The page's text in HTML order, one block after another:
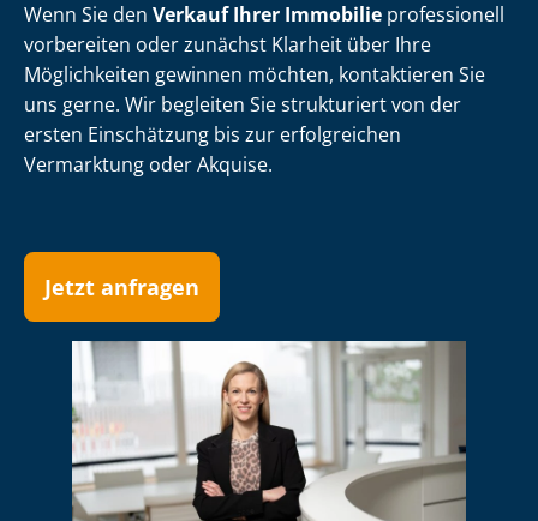
Wenn Sie den Verkauf Ihrer Immobilie professionell
vorbereiten oder zunächst Klarheit über Ihre
Möglichkeiten gewinnen möchten, kontaktieren Sie
uns gerne. Wir begleiten Sie strukturiert von der
ersten Einschätzung bis zur erfolgreichen
Vermarktung oder Akquise.
Jetzt anfragen